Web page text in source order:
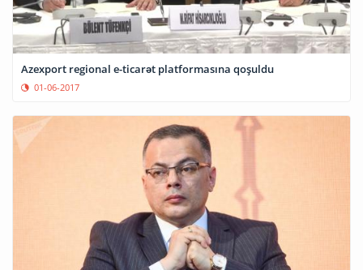
Azexport regional e-ticarət platformasına qoşuldu
01-06-2017